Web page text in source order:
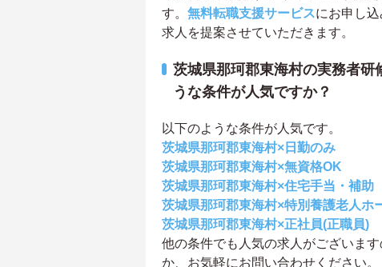
す。 無料転職支援サービスにお申し
求人を提案させていただきます。
茨城県那珂郡東海村の実務者研
うな条件が人気ですか？
以下のような条件が人気です。
茨城県那珂郡東海村×日勤のみ
茨城県那珂郡東海村×無資格OK
茨城県那珂郡東海村×住宅手当・補助
茨城県那珂郡東海村×特別養護老人ホ
茨城県那珂郡東海村×正社員(正職員)
他の条件でも人気の求人がございま
か、お気軽にお問い合わせください。